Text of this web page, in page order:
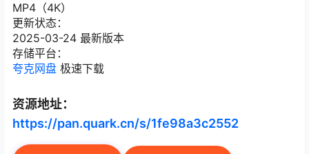
MP4（4K）
更新状态：
2025-03-24 最新版本
存储平台：
夸克网盘 极速下载
资源地址：
https://pan.quark.cn/s/1fe98a3c2552